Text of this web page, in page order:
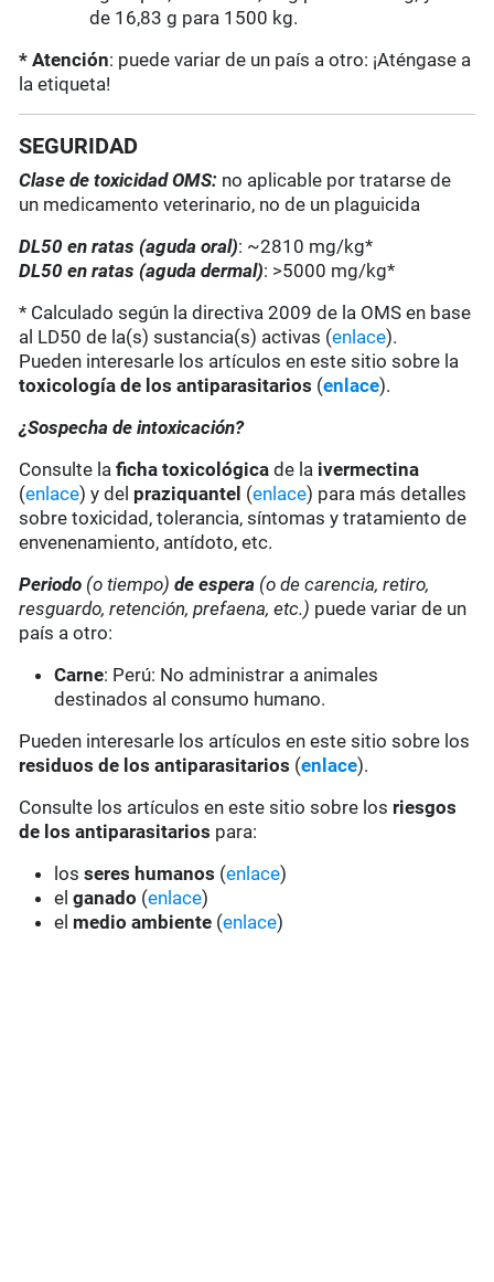
de 16,83 g para 1500 kg.
* Atención: puede variar de un país a otro: ¡Aténgase a
la etiqueta!
SEGURIDAD
Clase de toxicidad OMS: no aplicable por tratarse de
un medicamento veterinario, no de un plaguicida
DL50 en ratas (aguda oral): ~2810 mg/kg*
DL50 en ratas (aguda dermal): >5000 mg/kg*
* Calculado según la directiva 2009 de la OMS en base
al LD50 de la(s) sustancia(s) activas (enlace).
Pueden interesarle los artículos en este sitio sobre la
toxicología de los antiparasitarios (enlace).
¿Sospecha de intoxicación?
Consulte laficha toxicológica de la ivermectina
(enlace) y del praziquantel (enlace) para más detalles
sobre toxicidad, tolerancia, síntomas y tratamiento de
envenenamiento, antídoto, etc.
Periodo (o tiempo) de espera (o de carencia, retiro,
resguardo, retención, prefaena, etc.) puede variar de un
país a otro:
Carne: Perú: No administrar a animales
destinados al consumo humano.
Pueden interesarle los artículos en este sitio sobre los
residuos de los antiparasitarios (enlace).
Consulte los artículos en este sitio sobre los riesgos
de los antiparasitarios para:
losseres humanos (enlace)
elganado (enlace)
el medio ambiente (enlace)